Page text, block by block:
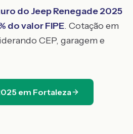
do JeepRenegade2025
do valor FIPE. Cotação em
CEP, garagem e
em Fortaleza